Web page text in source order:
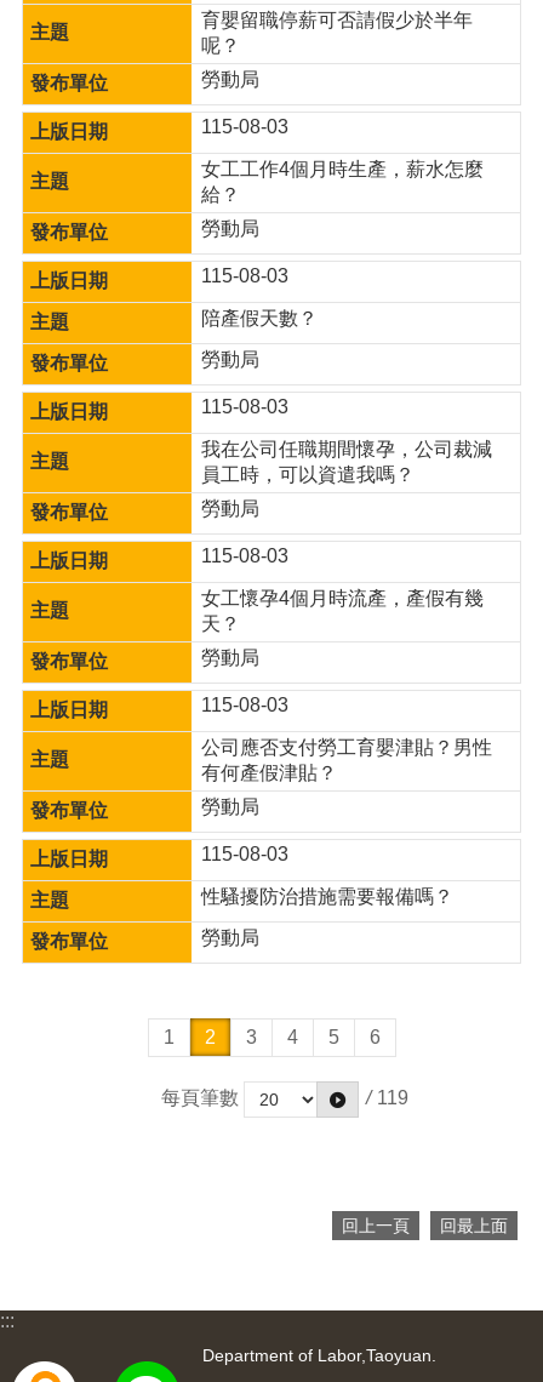
育嬰留職停薪可否請假少於半年
呢？
勞動局
115-08-03
女工工作4個月時生產，薪水怎麼
給？
勞動局
115-08-03
陪產假天數？
勞動局
115-08-03
我在公司任職期間懷孕，公司裁減
員工時，可以資遣我嗎？
勞動局
115-08-03
女工懷孕4個月時流產，產假有幾
天？
勞動局
115-08-03
公司應否支付勞工育嬰津貼？男性
有何產假津貼？
勞動局
115-08-03
性騷擾防治措施需要報備嗎？
勞動局
1 2 3 4 5 6
每頁筆數 / 119
回上一頁 回最上面
:::
Department of Labor,Taoyuan.